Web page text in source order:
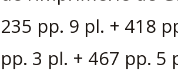
235 pp. 9 pl. + 418
pp. 3 pl. + 467 pp. 5